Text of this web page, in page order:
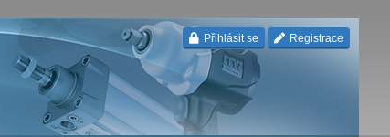
Přihlásit se Registrace